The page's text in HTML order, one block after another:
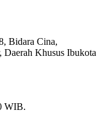
Bidara Cina,
Daerah Khusus Ibukota
WIB.